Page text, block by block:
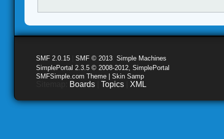
SMF 2.0.15 SMF © 2013 Simple Machines
SimplePortal 2.3.5 © 2008-2012, SimplePortal
SMFSimple.com Theme | Skin Samp
Boards Topics XML